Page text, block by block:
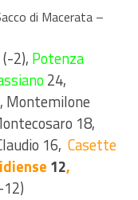
di Macerata –
2), Potenza
24,
, Montemilone
18,
16, Casette
12,